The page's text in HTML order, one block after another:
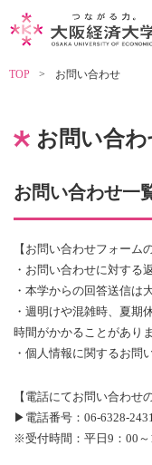
TOP お問い合わせ
お問い合わ
お問い合わせ一
【お問い合わせフォーム
・お問い合わせに対する
・本学からの回答送信は
・週明けや混雑時、夏期
時間がかかることがあり
・個人情報に関するお問
【電話にてお問い合わせ
▶電話番号：06-6328-
※受付時間：平日9：00～